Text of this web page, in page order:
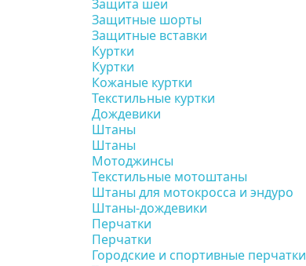
Защита шеи
Защитные шорты
Защитные вставки
Куртки
Куртки
Кожаные куртки
Текстильные куртки
Дождевики
Штаны
Штаны
Мотоджинсы
Текстильные мотоштаны
Штаны для мотокросса и эндуро
Штаны-дождевики
Перчатки
Перчатки
Городские и спортивные перчатки